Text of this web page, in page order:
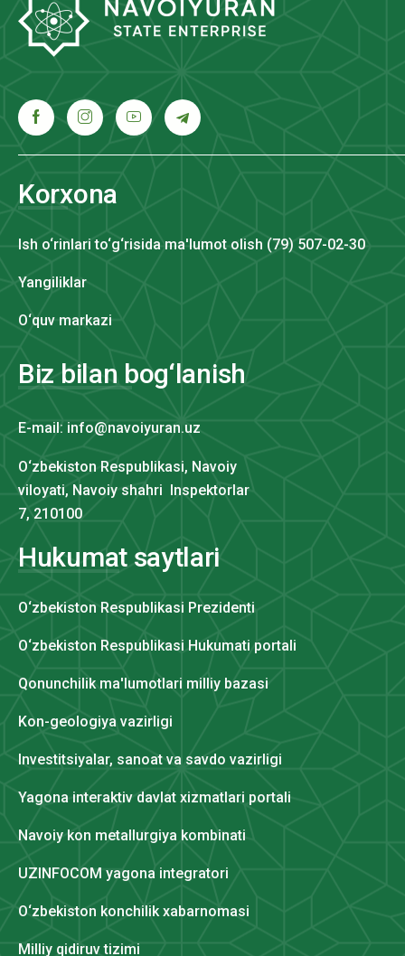
Korxona
Ish o‘rinlari to‘g‘risida ma'lumot olish (79) 507-02-30
Yangiliklar
O‘quv markazi
Biz bilan bog‘lanish
E-mail: info@navoiyuran.uz
O‘zbekiston Respublikasi, Navoiy
viloyati, Navoiy shahri Inspektorlar
7, 210100
Hukumat saytlari
O‘zbekiston Respublikasi Prezidenti
O‘zbekiston Respublikasi Hukumati portali
Qonunchilik ma'lumotlari milliy bazasi
Kon-geologiya vazirligi
Investitsiyalar, sanoat va savdo vazirligi
Yagona interaktiv davlat xizmatlari portali
Navoiy kon metallurgiya kombinati
UZINFOCOM yagona integratori
O‘zbekiston konchilik xabarnomasi
Milliy qidiruv tizimi